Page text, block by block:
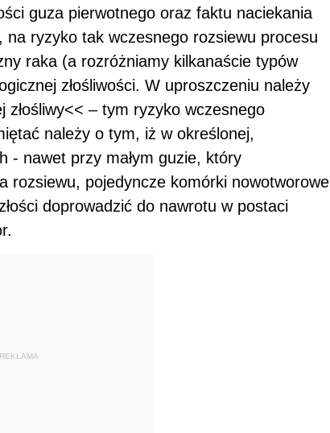
guza pierwotnego oraz faktu naciekania
ryzyko tak wczesnego rozsiewu procesu
raka (a rozróżniamy kilkanaście typów
złośliwości. W uproszczeniu należy
– tym ryzyko wczesnego
należy o tym, iż w określonej,
- nawet przy małym guzie, który
rozsiewu, pojedyncze komórki nowotworowe
doprowadzić do nawrotu w postaci
REKLAMA